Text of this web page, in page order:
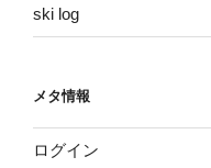
ski log
メタ情報
ログイン